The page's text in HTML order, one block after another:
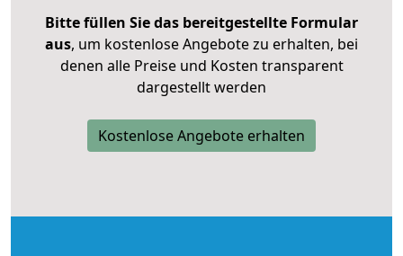
Bitte füllen Sie das bereitgestellte Formular
aus, um kostenlose Angebote zu erhalten, bei
denen alle Preise und Kosten transparent
dargestellt werden
Kostenlose Angebote erhalten